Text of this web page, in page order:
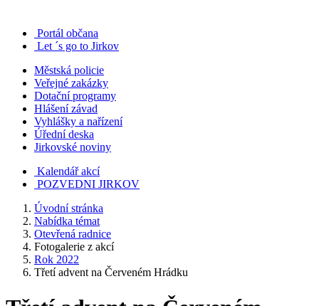
Portál občana
Let ´s go to Jirkov
Městská policie
Veřejné zakázky
Dotační programy
Hlášení závad
Vyhlášky a nařízení
Úřední deska
Jirkovské noviny
Kalendář akcí
POZVEDNI JIRKOV
Úvodní stránka
Nabídka témat
Otevřená radnice
Fotogalerie z akcí
Rok 2022
Třetí advent na Červeném Hrádku